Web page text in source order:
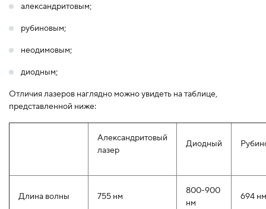
александритовым;
рубиновым;
неодимовым;
диодным;
Отличия лазеров наглядно можно увидеть на таблице,
представленной ниже:
Александритовый
лазер
Диодный
Длина волны 755 нм
800-900
нм
694 нм